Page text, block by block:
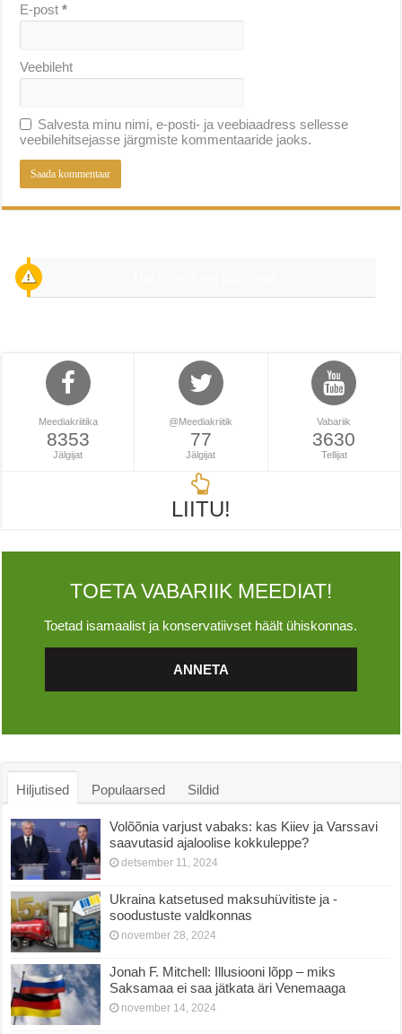
E-post*
Veebileht
Salvesta minu nimi, e-posti- ja veebiaadress sellesse
veebilehitsejasse järgmiste kommentaaride jaoks.
Meediakriitika
8353
Jälgijat
@Meediakriitik
77
Jälgijat
Vabariik
3630
Tellijat
LIITU!
TOETA VABARIIK MEEDIAT!
Toetad isamaalist ja konservatiivset häält ühiskonnas.
ANNETA
Hiljutised Populaarsed Sildid
Volõõnia varjust vabaks: kas Kiiev ja Varssavi
saavutasid ajaloolise kokkuleppe?
detsember 11, 2024
Ukraina katsetused maksuhüvitiste ja -
soodustuste valdkonnas
november 28, 2024
Jonah F. Mitchell: Illusiooni lõpp – miks
Saksamaa ei saa jätkata äri Venemaaga
november 14, 2024